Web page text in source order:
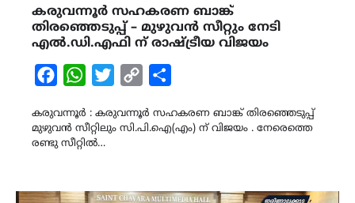
കരുവന്നൂർ സഹകരണ ബാങ്ക്
തിരഞ്ഞെടുപ്പ് – മുഴുവൻ സീറ്റും നേടി
എൽ.ഡി.എഫി ന് രാഷ്ട്രീയ വിജയം
FacebookWhatsAppTwitterCopy
കരുവന്നൂർ : കരുവന്നൂർ സഹകരണ ബാങ്ക് തിരഞ്ഞെടുപ്പ്
മുഴുവൻ സീറ്റിലും സി.പി.ഐ(എം) ന് വിജയം . നേരെത്തെ
രണ്ടു സീറ്റിൽ…